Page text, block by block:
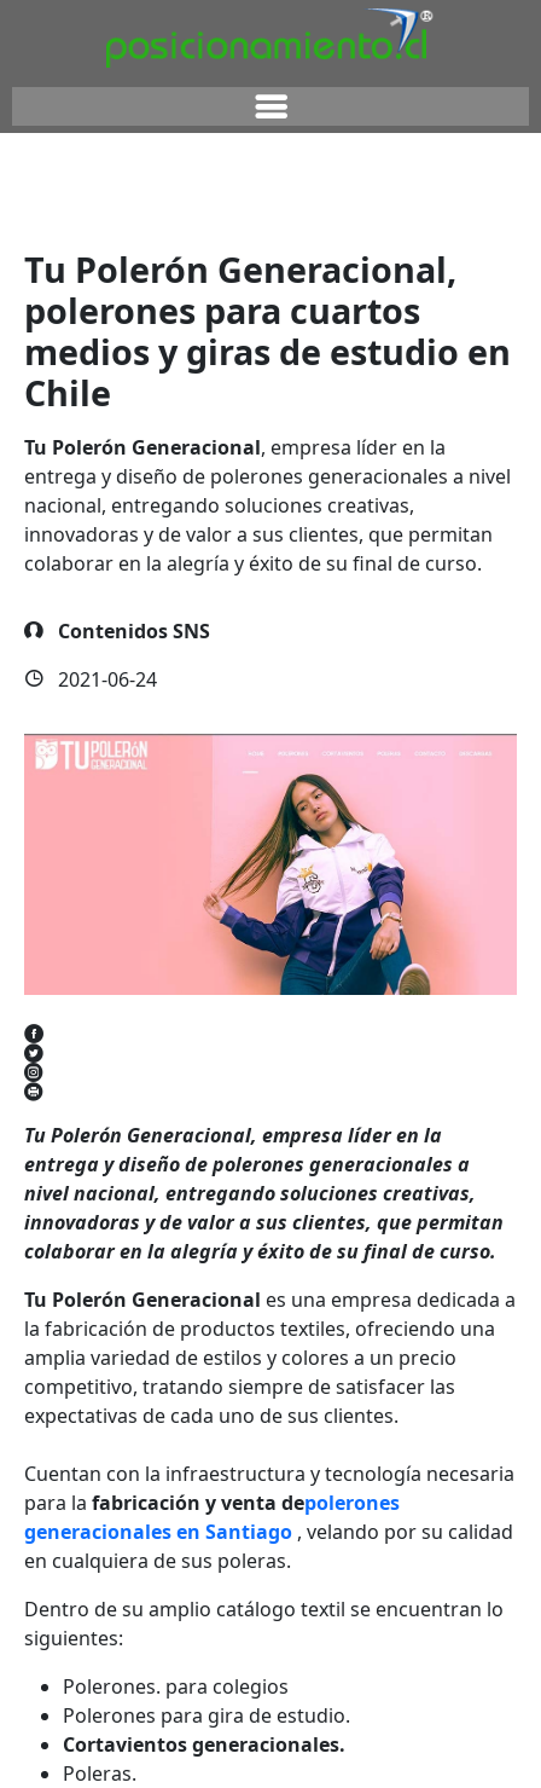
Tu Polerón Generacional,
polerones para cuartos
medios y giras de estudio en
Chile
Tu Polerón Generacional, empresa líder en la
entrega y diseño de polerones generacionales a nivel
nacional, entregando soluciones creativas,
innovadoras y de valor a sus clientes, que permitan
colaborar en la alegría y éxito de su final de curso.
Contenidos SNS
2021-06-24
Tu Polerón Generacional, empresa líder en la
entrega y diseño de polerones generacionales a
nivel nacional, entregando soluciones creativas,
innovadoras y de valor a sus clientes, que permitan
colaborar en la alegría y éxito de su final de curso.
Tu Polerón Generacional es una empresa dedicada a
la fabricación de productos textiles, ofreciendo una
amplia variedad de estilos y colores a un precio
competitivo, tratando siempre de satisfacer las
expectativas de cada uno de sus clientes.
Cuentan con la infraestructura y tecnología necesaria
para la fabricación y venta depolerones
generacionales en Santiago , velando por su calidad
en cualquiera de sus poleras.
Dentro de su amplio catálogo textil se encuentran lo
siguientes:
Polerones. para colegios
Polerones para gira de estudio.
Cortavientos generacionales.
Poleras.